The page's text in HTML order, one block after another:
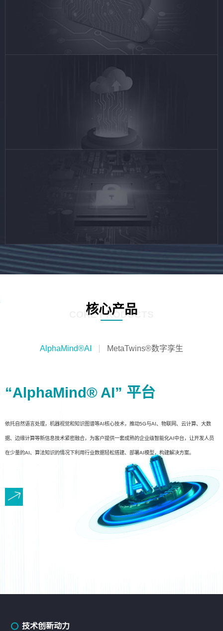
核心产品
CORE PRODUCTS
AlphaMind®AI MetaTwins®数字孪生
“AlphaMind® AI” 平台
依托自然语言处理，机器视觉和知识图谱等AI核心技术，推动5G与AI、物联网、云计算、大数
据、边缘计算等新信息技术紧密融合，为客户提供一套成熟的企业级智能化AI中台，让开发人员
在少量的AI、算法知识的情况下利用行业数据轻松搭建、部署AI模型，构建解决方案。
技术创新动力